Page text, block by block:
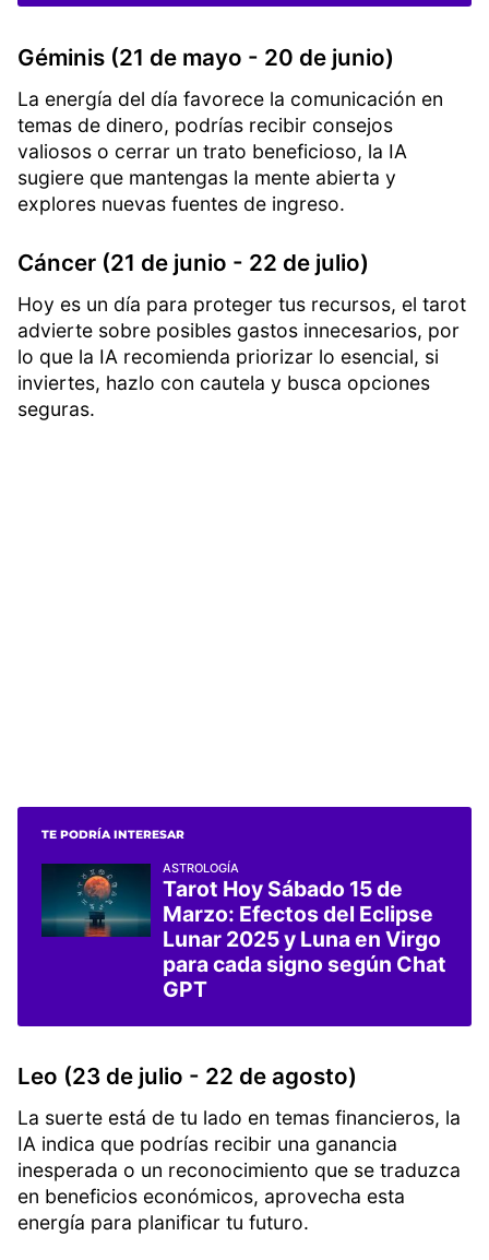
Géminis (21 de mayo - 20 de junio)
La energía del día favorece la comunicación en
temas de dinero, podrías recibir consejos
valiosos o cerrar un trato beneficioso, la IA
sugiere que mantengas la mente abierta y
explores nuevas fuentes de ingreso.
Cáncer (21 de junio - 22 de julio)
Hoy es un día para proteger tus recursos, el tarot
advierte sobre posibles gastos innecesarios, por
lo que la IA recomienda priorizar lo esencial, si
inviertes, hazlo con cautela y busca opciones
seguras.
TE PODRÍA INTERESAR
ASTROLOGÍA
Tarot Hoy Sábado 15 de
Marzo: Efectos del Eclipse
Lunar 2025 y Luna en Virgo
para cada signo según Chat
GPT
Leo (23 de julio - 22 de agosto)
La suerte está de tu lado en temas financieros, la
IA indica que podrías recibir una ganancia
inesperada o un reconocimiento que se traduzca
en beneficios económicos, aprovecha esta
energía para planificar tu futuro.